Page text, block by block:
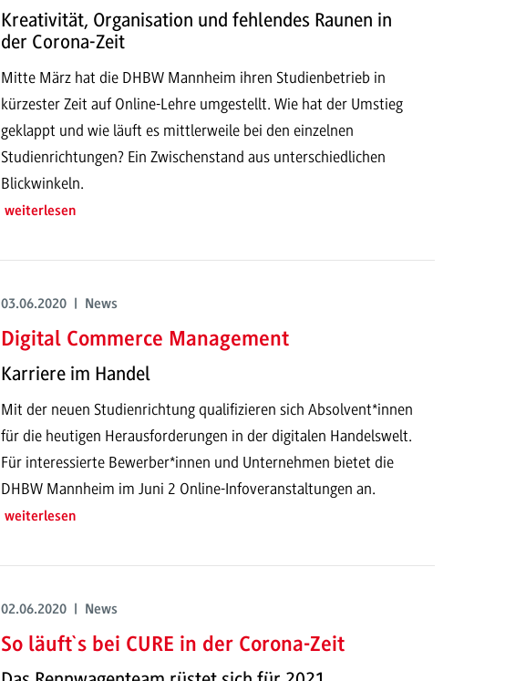
Kreativität, Organisation und fehlendes Raunen in
der Corona-Zeit
Mitte März hat die DHBW Mannheim ihren Studienbetrieb in
kürzester Zeit auf Online-Lehre umgestellt. Wie hat der Umstieg
geklappt und wie läuft es mittlerweile bei den einzelnen
Studienrichtungen? Ein Zwischenstand aus unterschiedlichen
Blickwinkeln.
weiterlesen
03.06.2020 | News
Digital Commerce Management
Karriere im Handel
Mit der neuen Studienrichtung qualifizieren sich Absolvent*innen
für die heutigen Herausforderungen in der digitalen Handelswelt.
Für interessierte Bewerber*innen und Unternehmen bietet die
DHBW Mannheim im Juni 2 Online-Infoveranstaltungen an.
weiterlesen
02.06.2020 | News
So läuft`s bei CURE in der Corona-Zeit